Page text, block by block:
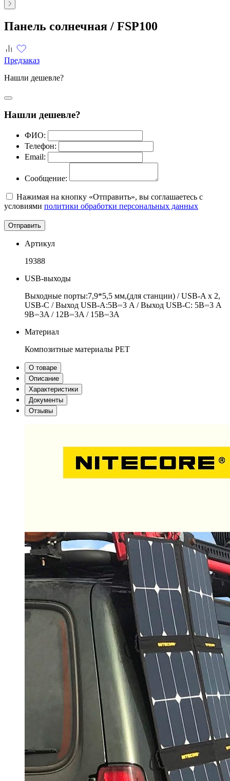
Панель солнечная / FSP100
Предзаказ
Нашли дешевле?
Нашли дешевле?
ФИО:
Телефон:
Email:
Сообщение:
Нажимая на кнопку «Отправить», вы соглашаетесь с
условиями политики обработки персональных данных
Отправить
Артикул
19388
USB-выходы
Выходные порты:7,9*5,5 мм,(для станции) / USB-A x 2,
USB-C / Выход USB-A:5В⎓3 A / Выход USB-C: 5В⎓3 A
9В⎓3A / 12В⎓3A / 15В⎓3A
Материал
Композитные материалы PET
О товаре
Описание
Характеристики
Документы
Отзывы